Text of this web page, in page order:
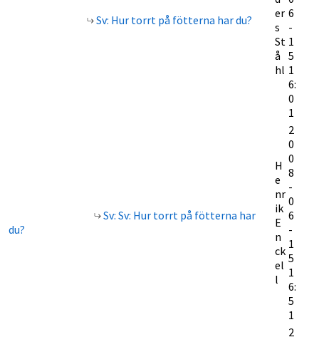
Sv: Hur torrt på fötterna har du?
er
s
St
å
hl
6
-
1
5
1
6:
0
1
Sv: Sv: Hur torrt på fötterna har
du?
H
e
nr
ik
E
n
ck
el
l
2
0
0
8
-
0
6
-
1
5
1
6:
5
1
2